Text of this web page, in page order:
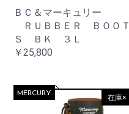
ＢＣ＆マーキュリー
ＲＵＢＢＥＲ ＢＯＯＴ
Ｓ ＢＫ ３Ｌ
￥25,800
在庫×
MERCURY